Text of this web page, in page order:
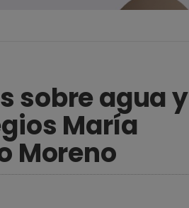
sobre agua y
María
Moreno